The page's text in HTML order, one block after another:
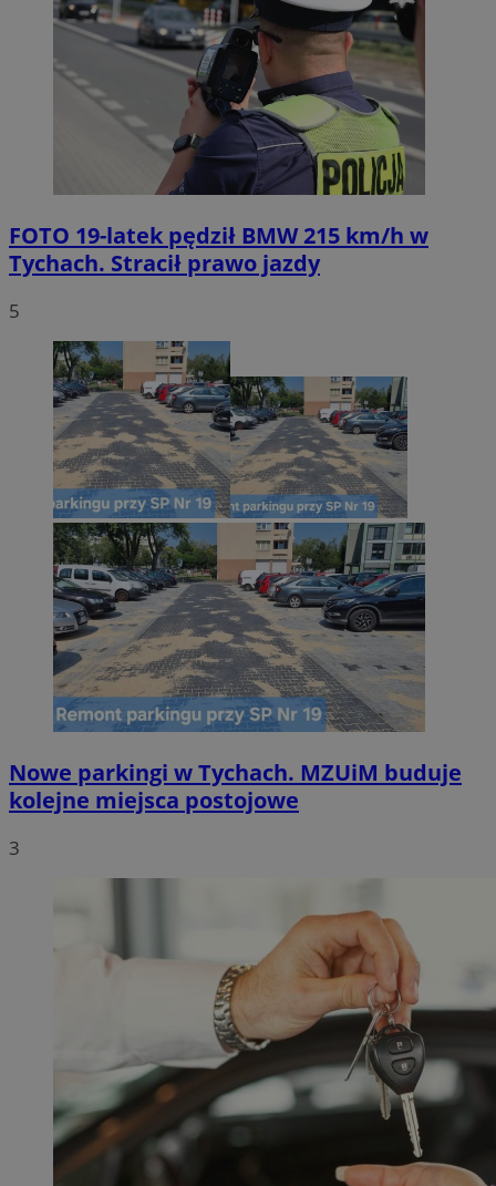
FOTO 19-latek pędził BMW 215 km/h w
Tychach. Stracił prawo jazdy
5
Nowe parkingi w Tychach. MZUiM buduje
kolejne miejsca postojowe
3